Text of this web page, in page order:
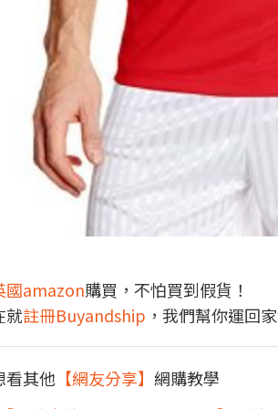
國amazon購買，不怕買到假貨！
就註冊Buyandship ，我們幫你運回
看其他 【網友分享】 網購教學